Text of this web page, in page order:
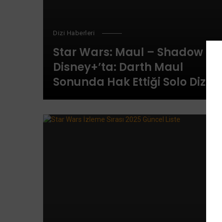
Dizi Haberleri
Star Wars: Maul – Shadow
Disney+’ta: Darth Maul
Sonunda Hak Ettiği Solo Diziyi
Alıyor